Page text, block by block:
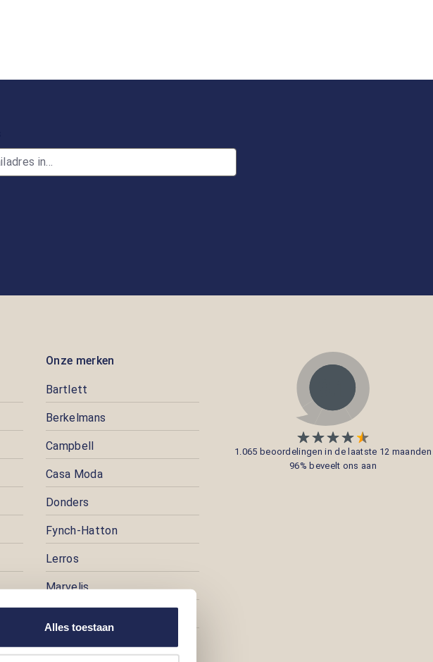
Alles toestaan
Onze merken
Bartlett
Berkelmans
Campbell
Casa Moda
Donders
Fynch-Hatton
Lerros
Marvelis
1.065 beoordelingen in de laatste 12 maanden
96% beveelt ons aan